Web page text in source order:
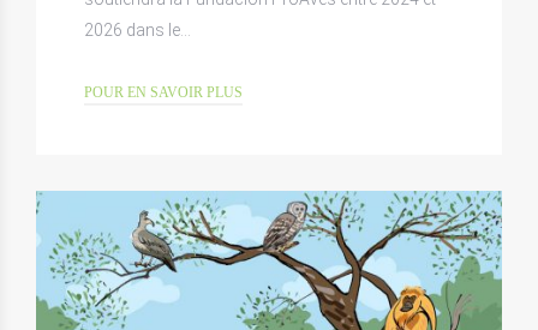
2026 dans le…
POUR EN SAVOIR PLUS